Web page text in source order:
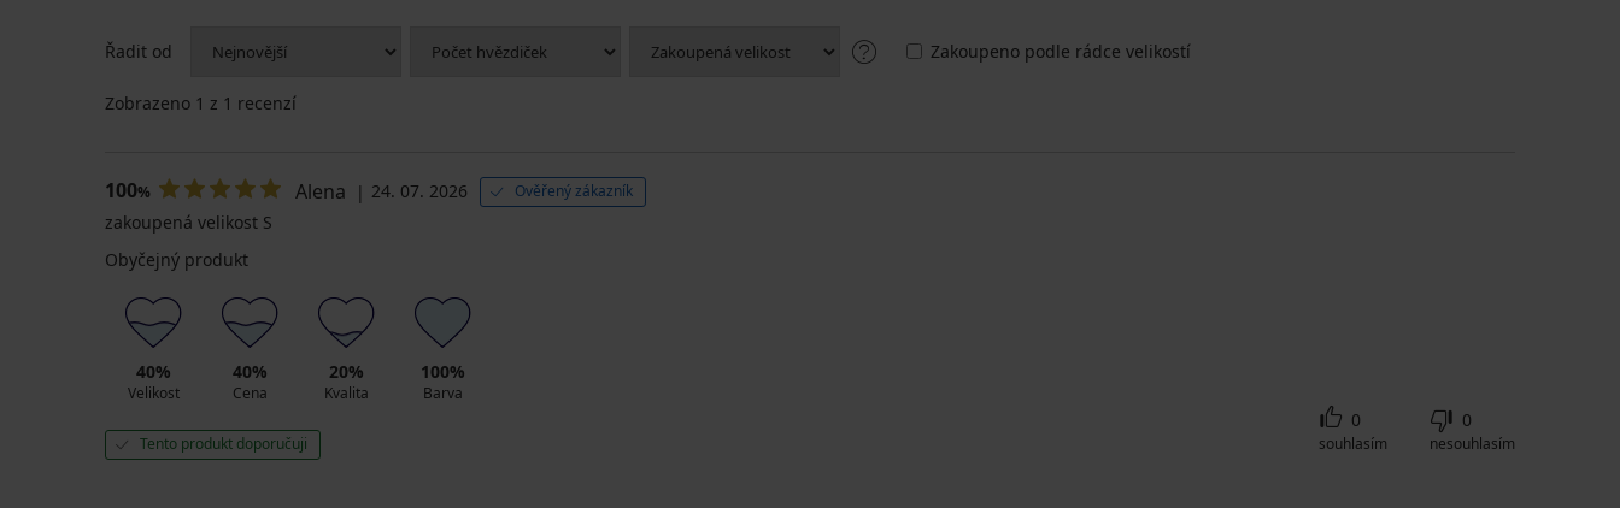
Řadit od Zakoupeno podle rádce velikostí
Zobrazeno 1 z 1 recenzí
100% Alena 24. 07. 2026 Ověřený zákazník
zakoupená velikost S
Obyčejný produkt
40%
Velikost
40%
Cena
20%
Kvalita
100%
Barva
Tento produkt doporučuji
0
souhlasím
0
nesouhlasím